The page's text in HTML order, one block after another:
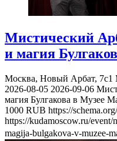
Мистический
и магия
Москва, Новый Арбат, 7с1
2026-08-05 2026-09-06
магия Булгакова в Музее
1000 RUB https://
https://kudamoscow.ru/
magija-bulgakova-v-muzee-